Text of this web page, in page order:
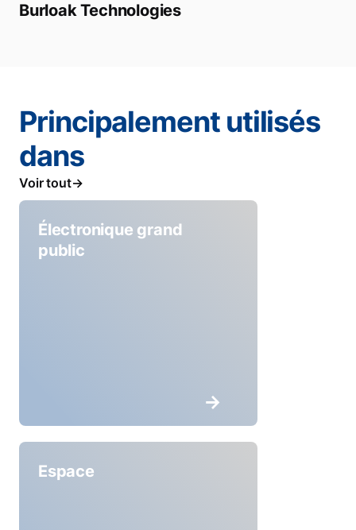
Burloak Technologies
Principalement utilisés
dans
Voir tout
Électronique grand
public
Espace